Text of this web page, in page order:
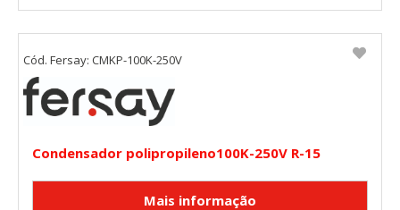
Condensador polipropileno100K-250V R-15
Cód. Fersay: CMKP-100K-250V